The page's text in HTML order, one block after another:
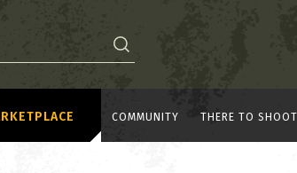
COMMUNITY THERE TO SHOOT